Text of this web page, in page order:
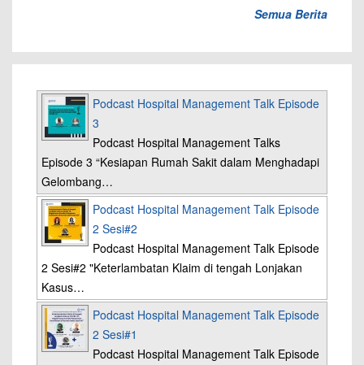
Semua Berita
Podcast Hospital Management Talk Episode
3
Podcast Hospital Management Talks
Episode 3 “Kesiapan Rumah Sakit dalam Menghadapi
Gelombang…
Podcast Hospital Management Talk Episode
2 Sesi#2
Podcast Hospital Management Talk Episode
2 Sesi#2 "Keterlambatan Klaim di tengah Lonjakan
Kasus…
Podcast Hospital Management Talk Episode
2 Sesi#1
Podcast Hospital Management Talk Episode